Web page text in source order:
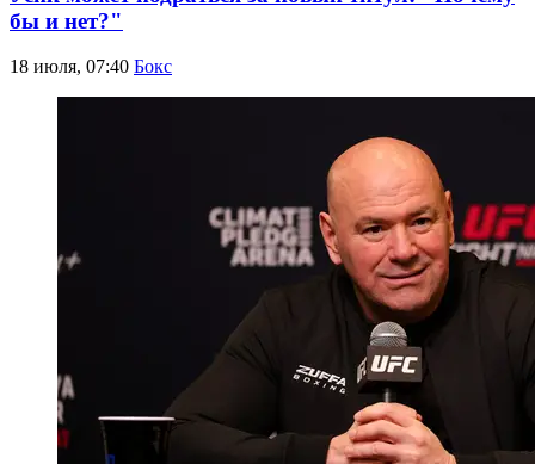
бы и нет?"
18 июля, 07:40 Бокс